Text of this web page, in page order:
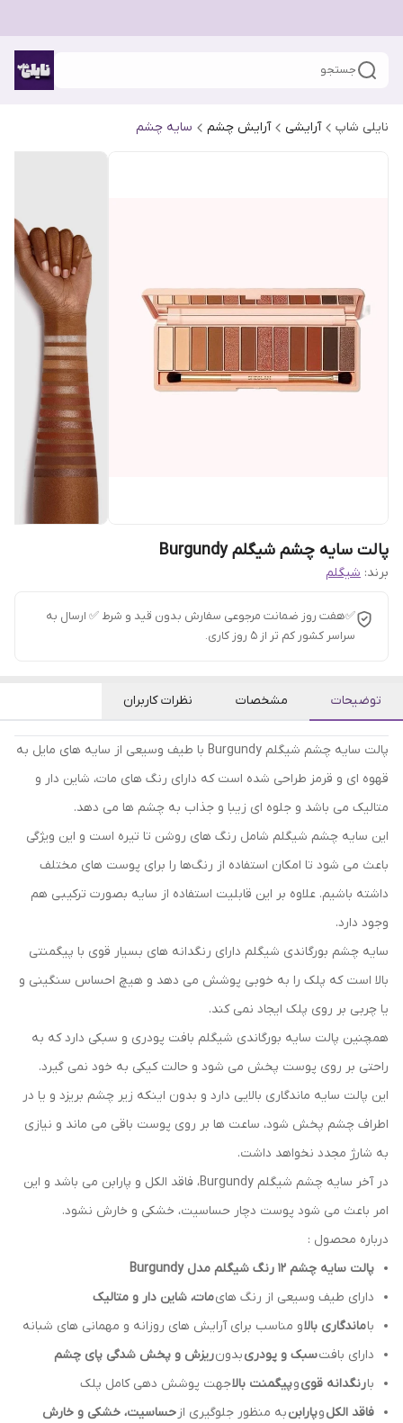
جستجو
نایلی شاپ آرایشی آرایش چشم سایه چشم
پالت سایه چشم شیگلم Burgundy
برند: شیگلم
✅هفت روز ضمانت مرجوعی سفارش بدون قید و شرط ✅ ارسال به
سراسر کشور کم تر از 5 روز کاری.
توضیحات مشخصات نظرات کاربران
پالت سایه چشم شیگلم Burgundy با طیف وسیعی از سایه های مایل به
قهوه ای و قرمز طراحی شده است که دارای رنگ های مات، شاین دار و
متالیک می باشد و جلوه ای زیبا و جذاب به چشم ها می دهد.
این سایه چشم شیگلم شامل رنگ های روشن تا تیره است و این ویژگی
باعث می شود تا امکان استفاده از رنگ‌ها را برای پوست های مختلف
داشته باشیم. علاوه بر این قابلیت استفاده از سایه بصورت ترکیبی هم
وجود دارد.
سایه چشم بورگاندی شیگلم دارای رنگدانه های بسیار قوی با پیگمنتی
بالا است که پلک را به خوبی پوشش می دهد و هیچ احساس سنگینی و
یا چربی بر روی پلک ایجاد نمی کند.
همچنین پالت سایه بورگاندی شیگلم بافت پودری و سبکی دارد که به
راحتی بر روی پوست پخش می شود و حالت کیکی به خود نمی گیرد.
این پالت سایه ماندگاری بالایی دارد و بدون اینکه زیر چشم بریزد و یا در
اطراف چشم پخش شود، ساعت ها بر روی پوست باقی می ماند و نیازی
به شارژ مجدد نخواهد داشت.
در آخر سایه چشم شیگلم Burgundy، فاقد الکل و پارابن می باشد و این
امر باعث می شود پوست دچار حساسیت، خشکی و خارش نشود.
درباره محصول :
پالت سایه چشم 12 رنگ شیگلم مدل Burgundy
دارای طیف وسیعی از رنگ هایمات، شاین دار و متالیک
باماندگاری بالاو مناسب برای آرایش های روزانه و مهمانی های شبانه
دارای بافتسبک و پودریبدونریزش و پخش شدگی پای چشم
بارنگدانه قویوپیگمنت بالاجهت پوشش دهی کامل پلک
فاقد الکلوپارابنبه منظور جلوگیری از حساسیت، خشکی و خارش